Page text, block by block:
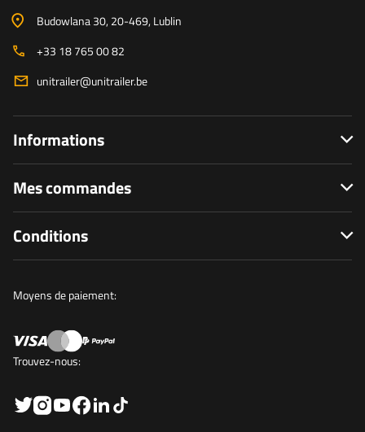
Budowlana 30, 20-469, Lublin
+33 18 765 00 82
unitrailer@unitrailer.be
Informations
Mes commandes
Conditions
Moyens de paiement:
Trouvez-nous: